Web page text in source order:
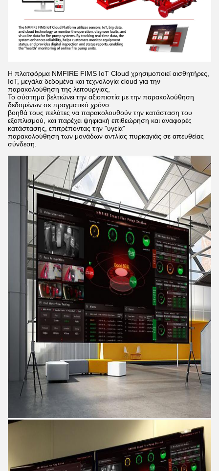
Η πλατφόρμα NMFIRE FIMS IoT Cloud χρησιμοποιεί αισθητήρες,
IoT, μεγάλα δεδομένα και τεχνολογία cloud για την
παρακολούθηση της λειτουργίας,
Το σύστημα βελτιώνει την αξιοπιστία με την παρακολούθηση
δεδομένων σε πραγματικό χρόνο.
βοηθά τους πελάτες να παρακολουθούν την κατάσταση του
εξοπλισμού, και παρέχει ψηφιακή επιθεώρηση και αναφορές
κατάστασης, επιτρέποντας την "υγεία"
παρακολούθηση των μονάδων αντλίας πυρκαγιάς σε απευθείας
σύνδεση.